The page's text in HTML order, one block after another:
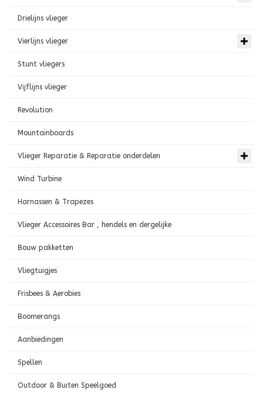
Drielijns vlieger
Vierlijns vlieger
Stunt vliegers
Vijflijns vlieger
Revolution
Mountainboards
Vlieger Reparatie & Reparatie onderdelen
Wind Turbine
Harnassen & Trapezes
Vlieger Accessoires Bar , hendels en dergelijke
Bouw pakketten
Vliegtuigjes
Frisbees & Aerobies
Boomerangs
Aanbiedingen
Spellen
Outdoor & Buiten Speelgoed